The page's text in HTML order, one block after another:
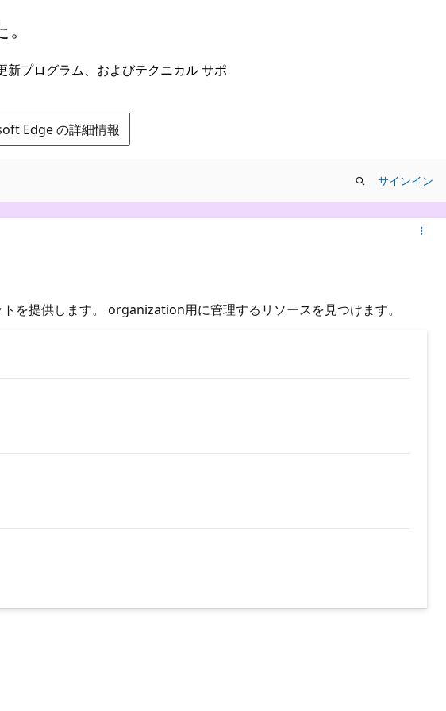
プログラム、およびテクニカル サポ
Edge の詳細情報
サインイン
提供します。 organization用に管理するリソースを見つけます。